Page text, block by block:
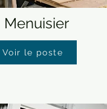
Menuisier
Voir le poste